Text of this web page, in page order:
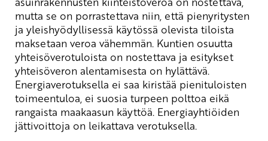
mutta se on porrastettava niin, että pienyritysten
ja yleishyödyllisessä käytössä olevista tiloista
maksetaan veroa vähemmän. Kuntien osuutta
yhteisöverotuloista on nostettava ja esitykset
yhteisöveron alentamisesta on hylättävä.
Energiaverotuksella ei saa kiristää pienituloisten
toimeentuloa, ei suosia turpeen polttoa eikä
rangaista maakaasun käyttöä. Energiayhtiöiden
jättivoittoja on leikattava verotuksella.